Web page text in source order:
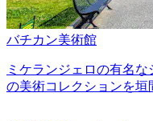
バチカン美術館
ミケランジェロの有名
の美術コレクションを垣